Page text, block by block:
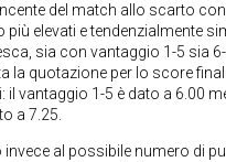
del match allo scarto
elevati e tendenzialmente
sia con vantaggio 1-5 sia
la quotazione per lo score
il vantaggio 1-5 è dato a 6.00
a 7.25.
invece al possibile numero di